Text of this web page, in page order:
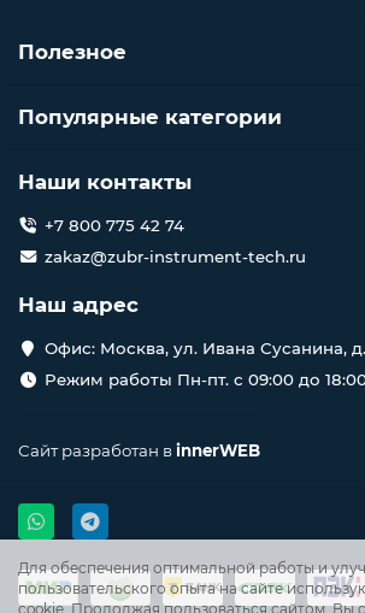
Для обеспечения оптимальной работы и
пользовательского опыта на сайте
cookie. Продолжая пользоваться сайтом, Вы
Полезное
Популярные категории
Наши контакты
+7 800 775 42 74
zakaz@zubr-instrument-tech.ru
Наш адрес
Офис: Москва, ул. Ивана Сусанина, д.
Режим работы Пн-пт. с 09:00 до
Сайт разработан вinnerWEB